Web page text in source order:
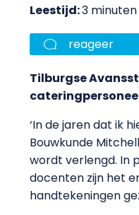
Leestijd:3 minuten
reageer
Tilburgse
‘In de jaren dat ik
Bouwkunde
wordt verlengd. In
docenten zijn het
handtekeningen